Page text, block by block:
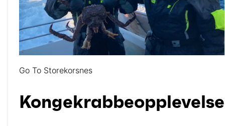
Go To Storekorsnes
Kongekrabbeopplevelse